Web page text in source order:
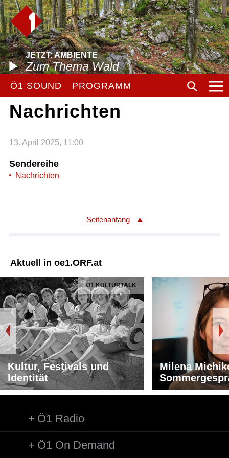
JETZT: AMBIENTE
Zum Thema Wald
Ö1 SOUND PROGRAMM
Nachrichten
13. April 2025, 11:00
Sendereihe
Nachrichten
Seitenanfang
Aktuell in oe1.ORF.at
Ö1 KULTURTALK
Kultur, Festivals und
Identität
Milena
Ö1 Radio
Ö1 On Demand